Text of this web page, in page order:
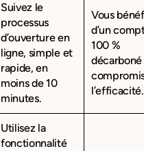
Suivez le
processus
d’ouverture en
ligne, simple et
rapide, en
moins de 10
minutes.
Vous
d’un
100 %
décarboné
l’efficacité.
Utilisez la
fonctionnalité